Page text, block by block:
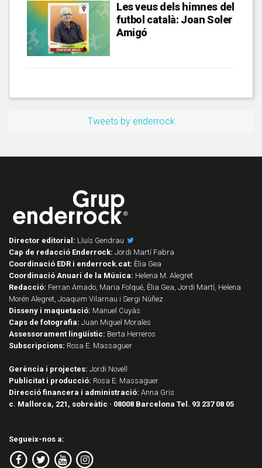
Les veus dels himnes del
futbol català: Joan Soler
Amigó
Tweets by enderrock
Director editorial: Lluís Gendrau
Cap de redacció Enderrock: Jordi Martí Fabra
Coordinació EDR i enderrock.cat: Èlia Gea
Coordinació Anuari de la Música: Helena M. Alegret
Redacció: Ferran Amado, Maria Folqué, Èlia Gea, Jordi Martí, Helena
Morén Alegret, Joaquim Vilarnau i Sergi Núñez
Disseny i maquetació: Manuel Cuyàs
Caps de fotografia: Juan Miguel Morales
Assessorament lingüístic: Berta Herreros
Subscripcions: Rosa E. Massaguer
Gerència i projectes: Jordi Novell
Publicitat i producció: Rosa E. Massaguer
Direcció financera i administració: Anna Gris
c. Mallorca, 221, sobreàtic · 08008 Barcelona Tel. 93 237 08 05
Segueix-nos a: